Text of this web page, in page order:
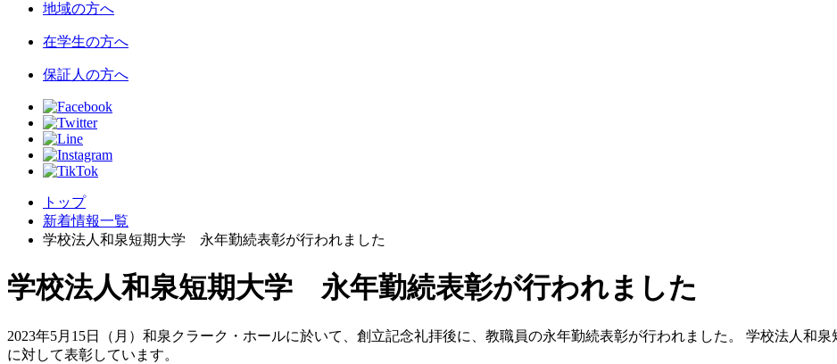
地域の方へ
在学生の方へ
保証人の方へ
トップ
新着情報一覧
学校法人和泉短期大学 永年勤続表彰が行われました
学校法人和泉短期大学 永年勤続表彰が行われました
2023年5月15日（月）和泉クラーク・ホールに於いて、創立記念礼拝後に、教職員の永年勤続表彰が行われました。 学校法人和
に対して表彰しています。